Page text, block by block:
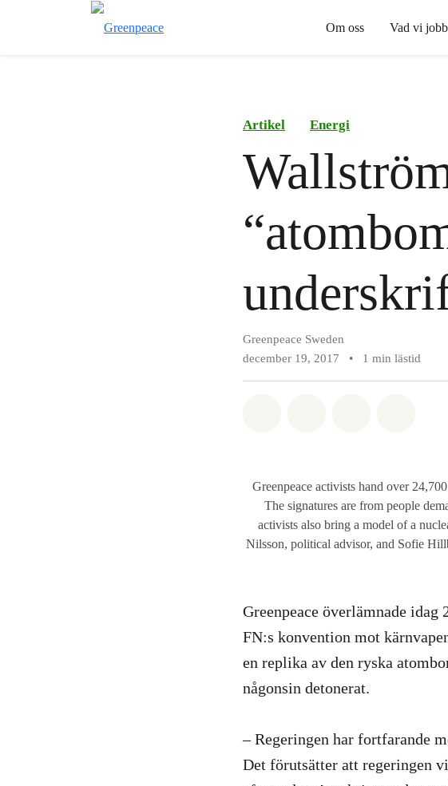
Om oss Vad vi
Artikel Energi
Greenpeace Sweden
december 19, 2017
• 1 min lästid
Greenpeace activists hand over
The signatures are from people
activists also bring a model of a
Nilsson, political advisor, and Sofie
Greenpeace överlämnade
FN:s konvention mot
en replika av den ryska
någonsin detonerat.
– Regeringen har fortfarande
Det förutsätter att regeringen